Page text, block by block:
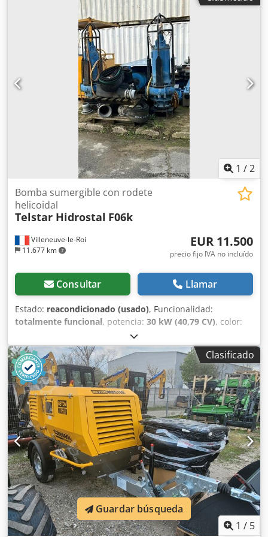
1 /2
Villeneuve-le-Roi
11.677 km
Bomba sumergible con rodete
helicoidal
Telstar Hidrostal F06k
EUR 11.500
precio fijo IVA no incluído
Consultar Llamar
Estado: reacondicionado (usado), Funcionalidad:
totalmente funcional, potencia: 30 kW (40,79 CV), color:
, Año de fabricación:
sumergible con turbina helicoidal, apta para el bombeo de
aguas residuales. La bomba está montada en un bastidor
tipo catedral con base, codo de descarga y equipada con
un cable de alimentación de 20 m. Las bombas han sido
revisadas. Hay 2 bombas disponibles para la venta; el
precio es unitario. (Véase la ficha técnica detallada en las
fotos) Motor de 4 polos en baño de aceite, apto para
funcionamiento en seco. Crjdpfx Absx Sdtrj Ajf Caudal
máximo: 490 m³/h Altura máxima de impulsión: 25 m
Alimentación: trifásica 400V Potencia: 30 kW
Clasificado
1 / 5
Guardar búsqueda